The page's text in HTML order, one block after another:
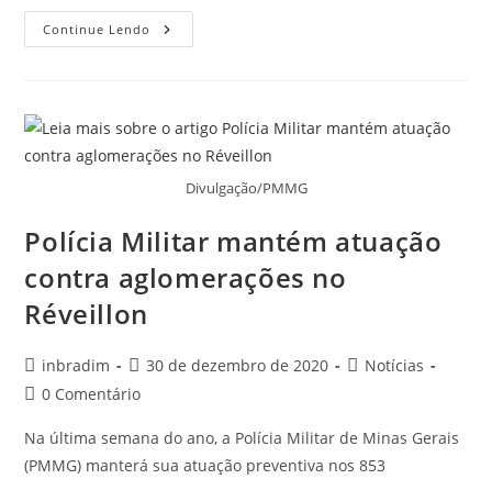
Continue Lendo
Divulgação/PMMG
Polícia Militar mantém atuação
contra aglomerações no
Réveillon
inbradim 30 de dezembro de 2020
Notícias
0 Comentário
Na última semana do ano, a Polícia Militar de Minas Gerais
(PMMG) manterá sua atuação preventiva nos 853